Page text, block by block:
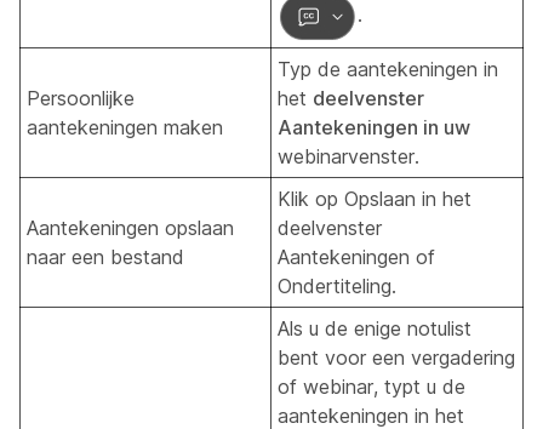
.
Persoonlijke
aantekeningen maken
Typ de aantekeningen in
het deelvenster
Aantekeningen in uw
webinarvenster.
Aantekeningen opslaan
naar een bestand
Klik op Opslaan in het
deelvenster
Aantekeningen of
Ondertiteling.
Als u de enige notulist
bent voor een vergadering
of webinar, typt u de
aantekeningen in het